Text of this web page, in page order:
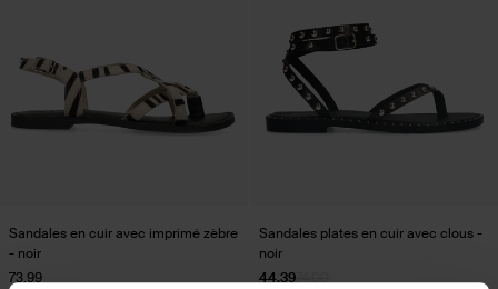
Sandales en cuir avec imprimé zèbre
- noir
73.99
Sandales plates en cuir avec clous -
noir
74.00
44.39